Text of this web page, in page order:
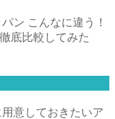
こんなに違う！
底比較してみた
意しておきたいア